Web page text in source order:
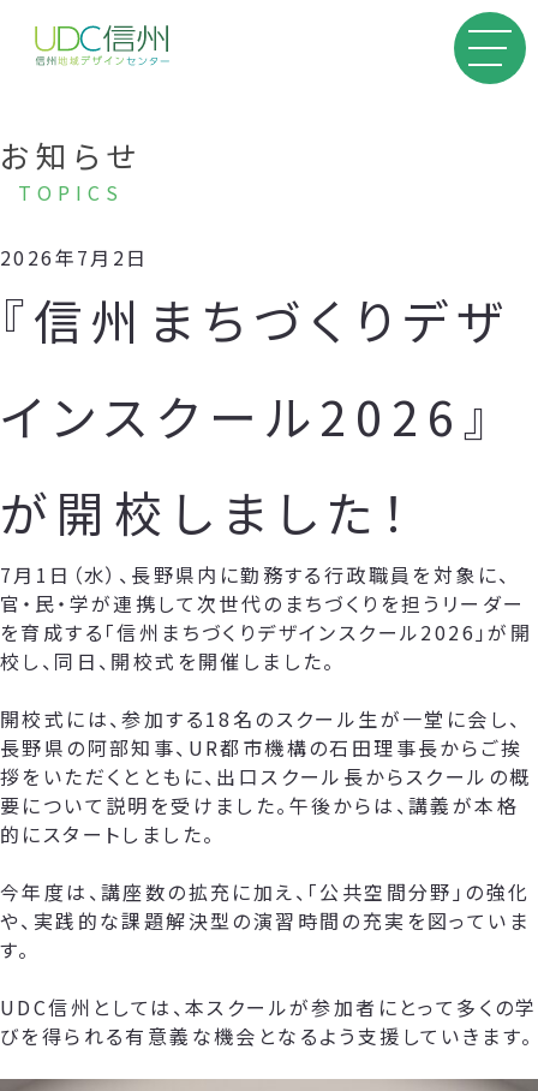
お知らせ
TOPICS
2026年7月2日
『信州まちづくりデザ
インスクール2026』
が開校しました！
7月1日（水）、長野県内に勤務する行政職員を対象に、
官・民・学が連携して次世代のまちづくりを担うリーダー
を育成する「信州まちづくりデザインスクール2026」が開
校し、同日、開校式を開催しました。
開校式には、参加する18名のスクール生が一堂に会し、
長野県の阿部知事、UR都市機構の石田理事長からご挨
拶をいただくとともに、出口スクール長からスクールの概
要について説明を受けました。午後からは、講義が本格
的にスタートしました。
今年度は、講座数の拡充に加え、「公共空間分野」の強化
や、実践的な課題解決型の演習時間の充実を図っていま
す。
UDC信州としては、本スクールが参加者にとって多くの学
びを得られる有意義な機会となるよう支援していきます。